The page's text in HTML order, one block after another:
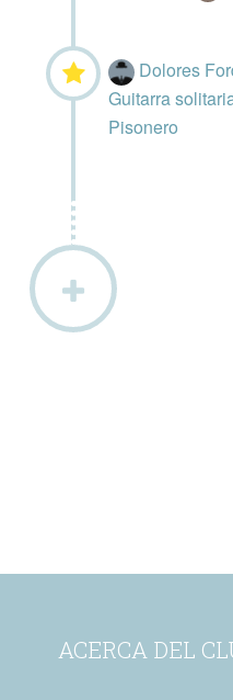
Dolores
Guitarra
Pisonero
ACERCA DEL